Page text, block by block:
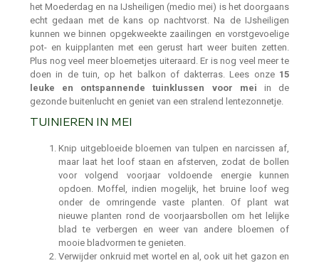
het Moederdag en na IJsheiligen (medio mei) is het doorgaans
echt gedaan met de kans op nachtvorst. Na de IJsheiligen
kunnen we binnen opgekweekte zaailingen en vorstgevoelige
pot- en kuipplanten met een gerust hart weer buiten zetten.
Plus nog veel meer bloemetjes uiteraard. Er is nog veel meer te
doen in de tuin, op het balkon of dakterras. Lees onze 15
leuke en ontspannende tuinklussen voor mei in de
gezonde buitenlucht en geniet van een stralend lentezonnetje.
TUINIEREN IN MEI
Knip uitgebloeide bloemen van tulpen en narcissen af,
maar laat het loof staan en afsterven, zodat de bollen
voor volgend voorjaar voldoende energie kunnen
opdoen. Moffel, indien mogelijk, het bruine loof weg
onder de omringende vaste planten. Of plant wat
nieuwe planten rond de voorjaarsbollen om het lelijke
blad te verbergen en weer van andere bloemen of
mooie bladvormen te genieten.
Verwijder onkruid met wortel en al, ook uit het gazon en